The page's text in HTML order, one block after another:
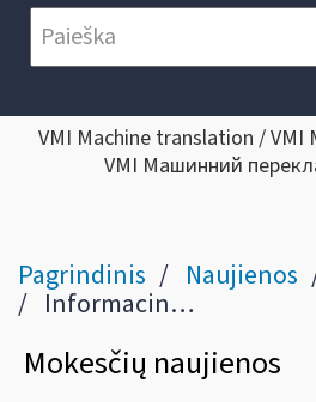
VMI Machine translation /
VMI Машинний
Pagrindinis Naujienos
Informacinis pranešimas dėl nuolatiniams Lietuvos gyventojams nustatytų prievolių teikti gyventojų pajamų mokestį išskaičiuojančio asmens deklaracijas (GPM313 ir GPM312 formas)
Mokesčių naujienos